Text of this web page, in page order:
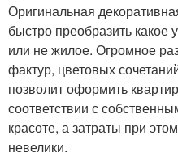
Оригинальная
быстро преобразить
или не жилое. Огромное
фактур, цветовых
позволит оформить
соответствии с
красоте, а затраты при
невелики.